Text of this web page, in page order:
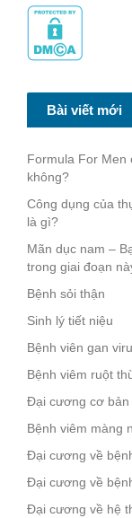
Bài viết mới
Formula For
không?
Công dụng của
là gì?
Mãn dục nam –
trong giai đoạn
Bệnh sỏi thận
Sinh lý tiết niệu
Bệnh viên gan
Bệnh viêm ruột
Đại cương cơ bản
Bệnh viêm màng
Đại cương về
Đại cương về
Đại cương về hệ